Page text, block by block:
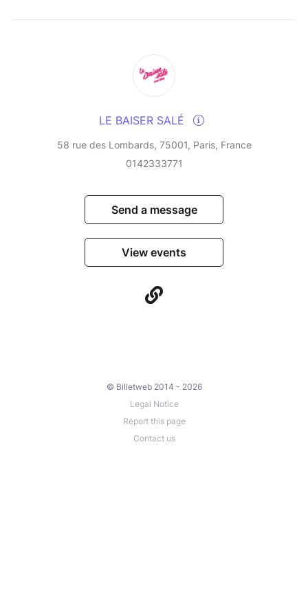
and modernity in a rare alchemy, fuelled by years of
uninterrupted musical dialogue.
LE BAISER SALÉ
58 rue des Lombards, 75001, Paris, France
0142333771
Send a message
View events
© Billetweb 2014 - 2026
Legal Notice
Report this page
Contact us